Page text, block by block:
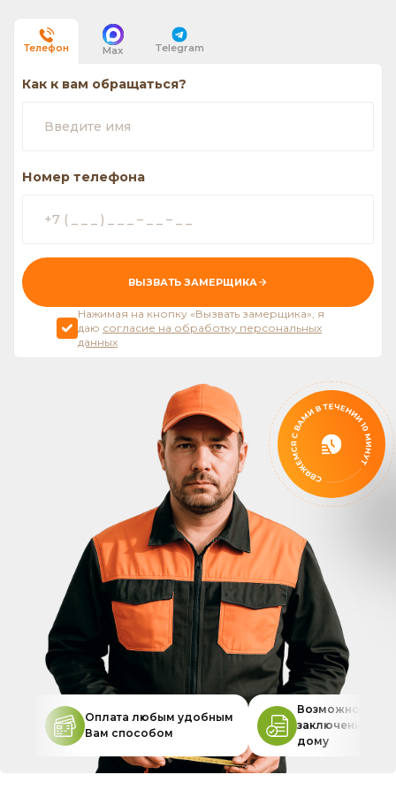
Телефон Max Telegram
Как к вам обращаться?
Номер телефона
ВЫЗВАТЬ ЗАМЕРЩИКА
Нажимая на кнопку «Вызвать замерщика», я
даю согласие на обработку персональных
данных
Оплата любым удобным
Вам способом
Возможность
заключения
дому